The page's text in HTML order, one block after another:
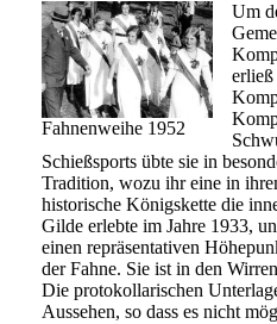
Fahnenweihe 1952
Um
Schießsports übte sie in
Tradition, wozu ihr eine in
historische Königskette die
Gilde erlebte im Jahre 1933,
einen repräsentativen
der Fahne. Sie ist in den
Die protokollarischen
Aussehen, so dass es nicht